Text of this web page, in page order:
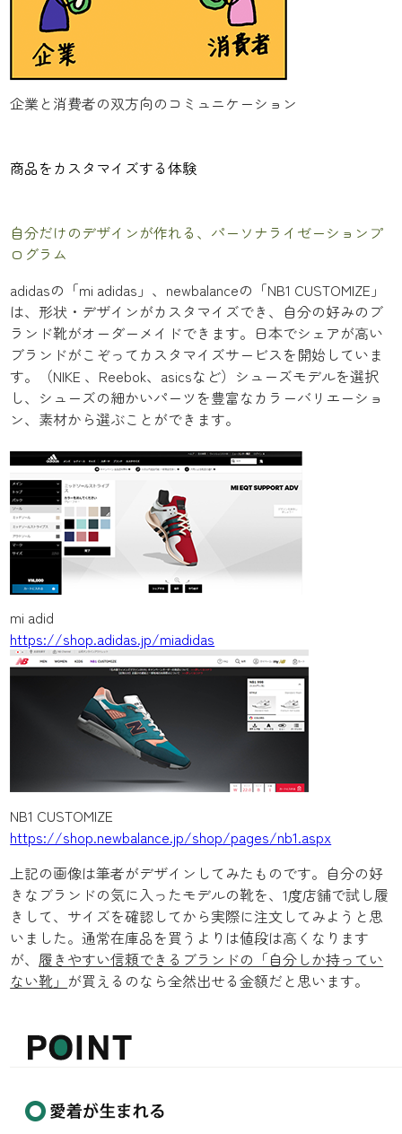
企業と消費者の双方向のコミュニケーション
商品をカスタマイズする体験
自分だけのデザインが作れる、パーソナライゼーションプ
ログラム
adidasの「mi adidas」、newbalanceの「NB1 CUSTOMIZE」
は、形状・デザインがカスタマイズでき、自分の好みのブ
ランド靴がオーダーメイドできます。日本でシェアが高い
ブランドがこぞってカスタマイズサービスを開始していま
す。（NIKE 、Reebok、asicsなど）シューズモデルを選択
し、シューズの細かいパーツを豊富なカラーバリエーショ
ン、素材から選ぶことができます。
mi adid
https://shop.adidas.jp/miadidas
NB1 CUSTOMIZE
https://shop.newbalance.jp/shop/pages/nb1.aspx
上記の画像は筆者がデザインしてみたものです。自分の好
きなブランドの気に入ったモデルの靴を、1度店舗で試し履
きして、サイズを確認してから実際に注文してみようと思
いました。通常在庫品を買うよりは値段は高くなります
が、 履きやすい信頼できるブランドの「自分しか持ってい
ない靴」 が買えるのなら全然出せる金額だと思います。